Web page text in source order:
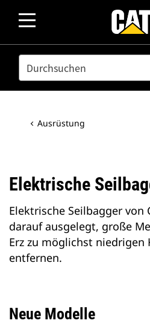
SEARCH
Ausrüstung
Elektrische
Elektrische Seilbagger von
darauf ausgelegt, große
Erz zu möglichst niedrigen
entfernen.
Neue Modelle